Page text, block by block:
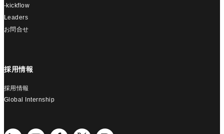
-kickflow
Leaders
お問合せ
採用情報
採用情報
Global Internship